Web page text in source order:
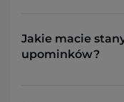
Jakie macie
upominków?